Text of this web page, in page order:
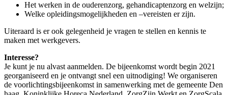
Het werken in de ouderenzorg, gehandicaptenzorg en welzijn;
Welke opleidingsmogelijkheden en –vereisten er zijn.
Uiteraard is er ook gelegenheid je vragen te stellen en kennis te
maken met werkgevers.
Interesse?
Je kunt je nu alvast aanmelden. De bijeenkomst wordt begin 2021
georganiseerd en je ontvangt snel een uitnodiging! We organiseren
de voorlichtingsbijeenkomst in samenwerking met de gemeente Den